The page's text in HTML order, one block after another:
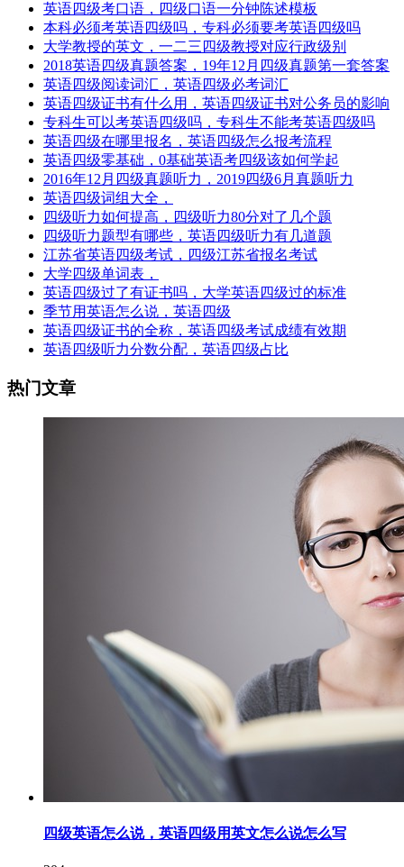
英语四级考口语，四级口语一分钟陈述模板
本科必须考英语四级吗，专科必须要考英语四级吗
大学教授的英文，一二三四级教授对应行政级别
2018英语四级真题答案，19年12月四级真题第一套答案
英语四级阅读词汇，英语四级必考词汇
英语四级证书有什么用，英语四级证书对公务员的影响
专科生可以考英语四级吗，专科生不能考英语四级吗
英语四级在哪里报名，英语四级怎么报考流程
英语四级零基础，0基础英语考四级该如何学起
2016年12月四级真题听力，2019四级6月真题听力
英语四级词组大全，
四级听力如何提高，四级听力80分对了几个题
四级听力题型有哪些，英语四级听力有几道题
江苏省英语四级考试，四级江苏省报名考试
大学四级单词表，
英语四级过了有证书吗，大学英语四级过的标准
季节用英语怎么说，英语四级
英语四级证书的全称，英语四级考试成绩有效期
英语四级听力分数分配，英语四级占比
热门文章
四级英语怎么说，英语四级用英文怎么说怎么写